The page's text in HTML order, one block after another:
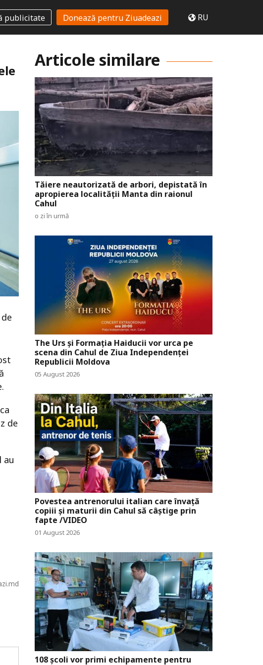
publicitate Donează pentru Ziuadeazi RU
de
au
Articole similare
Tăiere neautorizată de arbori, depistată în
apropierea localității Manta din raionul
Cahul
o zi în urmă
The Urs și Formația Haiducii vor urca pe
scena din Cahul de Ziua Independenței
Republicii Moldova
05 August 2026
Povestea antrenorului italian care învață
copiii și maturii din Cahul să câștige prin
fapte /VIDEO
01 August 2026
108 școli vor primi echipamente pentru